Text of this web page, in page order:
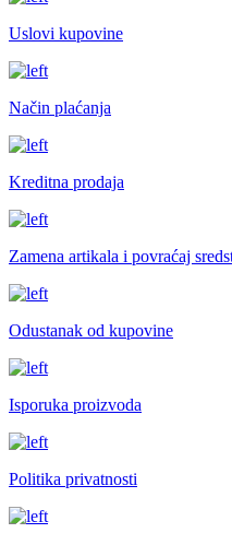
Uslovi kupovine
Način plaćanja
Kreditna prodaja
Zamena artikala i povraćaj
Odustanak od kupovine
Isporuka proizvoda
Politika privatnosti